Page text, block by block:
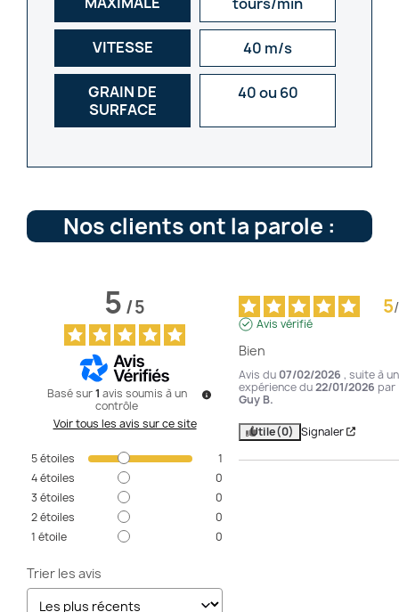
VITESSE 40 m/s
GRAIN DE
SURFACE
40 ou 60
Nos clients ont la parole :
5/5
Basé sur1 avis soumis à un
contrôle
Voir tous les avis sur ce site
5étoiles
1
4étoiles
0
3 étoiles
0
2étoiles
0
1 étoile 0
Trier les avis
5/
Avis vérifié
Bien
Avis du 07/02/2026 , suite à
expérience du22/01/2026 par
Guy B.
Utile(0) Signaler